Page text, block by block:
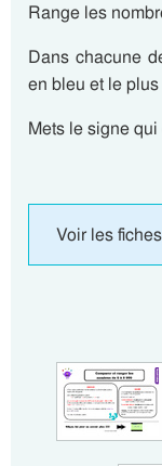
Range les
Dans chacune
en bleu et le
Mets le signe qui
Voir les fiches